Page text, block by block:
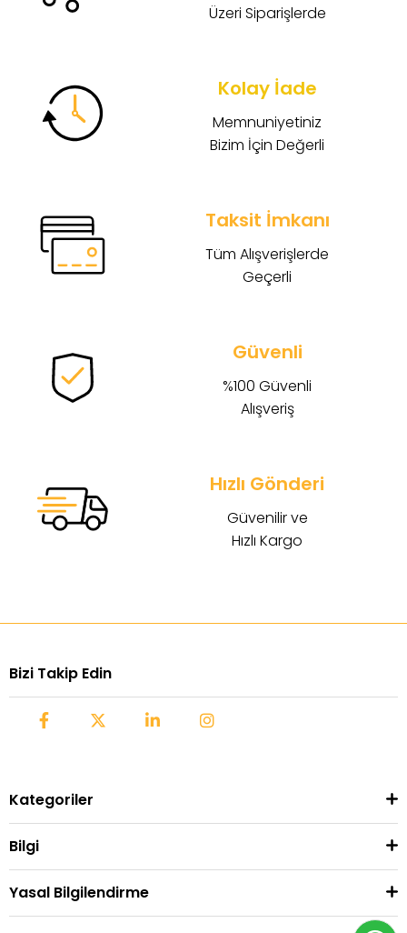
Üzeri Siparişlerde
Kolay İade
Memnuniyetiniz
Bizim İçin Değerli
Taksit İmkanı
Tüm Alışverişlerde
Geçerli
Güvenli
%100 Güvenli
Alışveriş
Hızlı Gönderi
Güvenilir ve
Hızlı Kargo
Bizi Takip Edin
Kategoriler
Bilgi
Yasal Bilgilendirme